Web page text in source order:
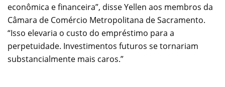
econômica e financeira”, disse Yellen aos membros da
Câmara de Comércio Metropolitana de Sacramento.
“Isso elevaria o custo do empréstimo para a
perpetuidade. Investimentos futuros se tornariam
substancialmente mais caros.”